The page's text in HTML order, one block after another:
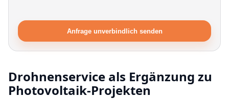
Anfrage unverbindlich senden
Drohnenservice als Ergänzung zu
Photovoltaik-Projekten